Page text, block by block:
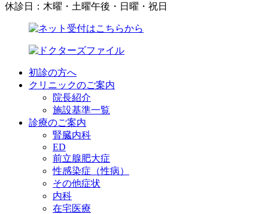
休診日：木曜・土曜午後・日曜・祝日
初診の方へ
クリニックのご案内
院長紹介
施設基準一覧
診療のご案内
腎臓内科
ED
前立腺肥大症
性感染症（性病）
その他症状
内科
在宅医療